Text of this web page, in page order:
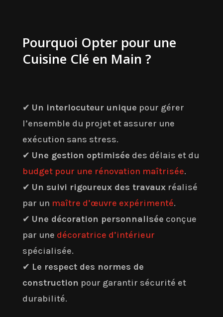
Pourquoi Opter pour une
Cuisine Clé en Main ?
✔ Un interlocuteur unique pour gérer
l’ensemble du projet et assurer une
exécution sans stress.
✔ Une gestion optimisée des délais et du
budget pour une rénovation maîtrisée.
✔ Un suivi rigoureux des travauxréalisé
par un maître d’œuvre expérimenté.
✔ Une décoration personnalisée conçue
par une décoratrice d’intérieur
spécialisée.
✔ Le respect des normes de
construction pour garantir sécurité et
durabilité.